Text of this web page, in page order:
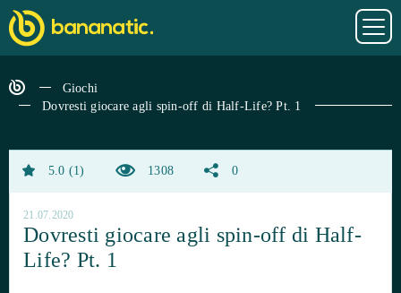
Giochi
Dovresti giocare agli spin-off di Half-Life? Pt. 1
5.0 1 1308 0
21.07.2020
Dovresti giocare agli spin-off di Half-
Life? Pt. 1